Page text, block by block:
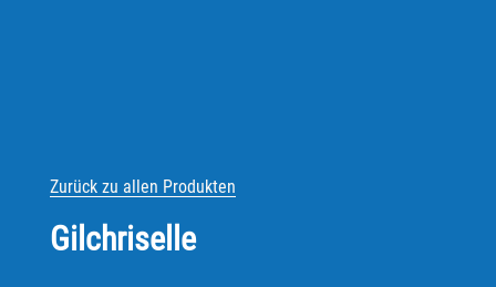
Zurück zu allen Produkten
Gilchriselle